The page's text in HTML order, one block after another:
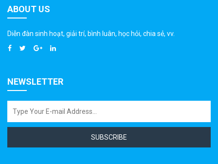
ABOUT US
Diễn đàn sinh hoạt, giải trí, bình luân, học hỏi, chia sẻ, vv.
NEWSLETTER
SUBSCRIBE